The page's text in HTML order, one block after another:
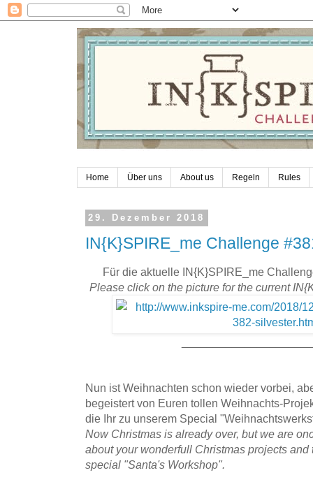
Home Über uns About us Regeln Rules
29. Dezember 2018
IN{K}SPIRE_me Challenge
Für die aktuelle IN{K}SPIRE_me
Please click on the picture for the current
Nun ist Weihnachten schon wieder vorbei,
begeistert von Euren tollen Weihnachts-
die Ihr zu unserem Special
Now Christmas is already over, but we are
about your wonderfull Christmas projects
special "Santa's Workshop".